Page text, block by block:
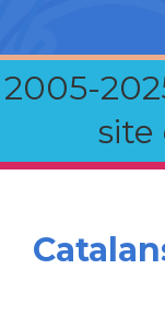
2005-
site